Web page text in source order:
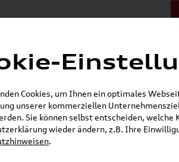
87
Cookies, um Ihnen ein optimales
unserer kommerziellen
Sie können selbst entscheiden,
wieder ändern, z.B. Ihre
.